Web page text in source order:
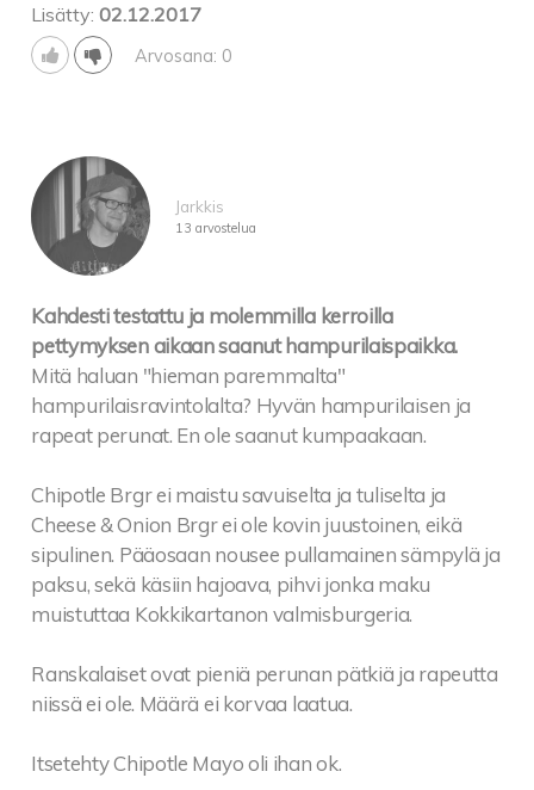
Lisätty:02.12.2017
Arvosana: 0
Jarkkis
13 arvostelua
Kahdesti testattu ja molemmilla kerroilla
pettymyksen aikaan saanut hampurilaispaikka.
Mitä haluan "hieman paremmalta"
hampurilaisravintolalta? Hyvän hampurilaisen ja
rapeat perunat. En ole saanut kumpaakaan.
Chipotle Brgr ei maistu savuiselta ja tuliselta ja
Cheese & Onion Brgr ei ole kovin juustoinen, eikä
sipulinen. Pääosaan nousee pullamainen sämpylä ja
paksu, sekä käsiin hajoava, pihvi jonka maku
muistuttaa Kokkikartanon valmisburgeria.
Ranskalaiset ovat pieniä perunan pätkiä ja rapeutta
niissä ei ole. Määrä ei korvaa laatua.
Itsetehty Chipotle Mayo oli ihan ok.